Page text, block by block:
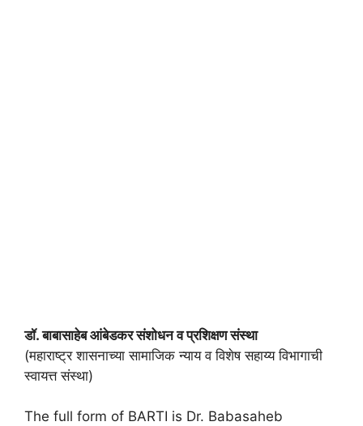
डॉ. बाबासाहेब आंबेडकर संशोधन व प्रशिक्षण संस्था
(महाराष्ट्र शासनाच्या सामाजिक न्याय व विशेष सहाय्य विभागाची
स्वायत्त संस्था)
The full form of BARTI is Dr. Babasaheb